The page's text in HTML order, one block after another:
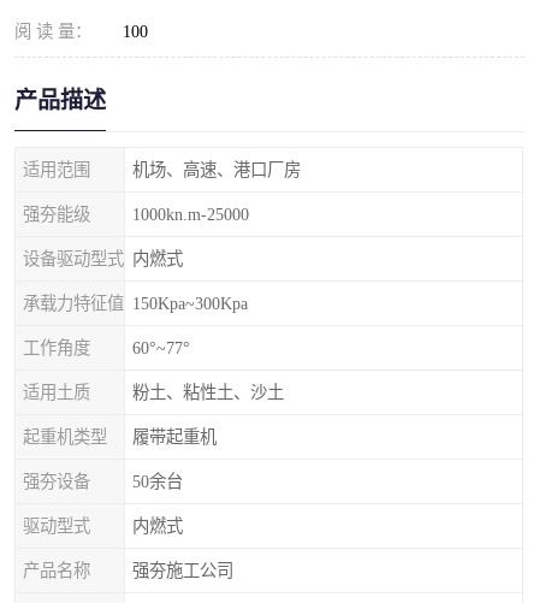
阅 读 量： 100
产品描述
适用范围 机场、高速、港口厂房
强夯能级 1000kn.m-25000
设备驱动型式 内燃式
承载力特征值 150Kpa~300Kpa
工作角度 60°~77°
适用土质 粉土、粘性土、沙土
起重机类型 履带起重机
强夯设备 50余台
驱动型式 内燃式
产品名称 强夯施工公司